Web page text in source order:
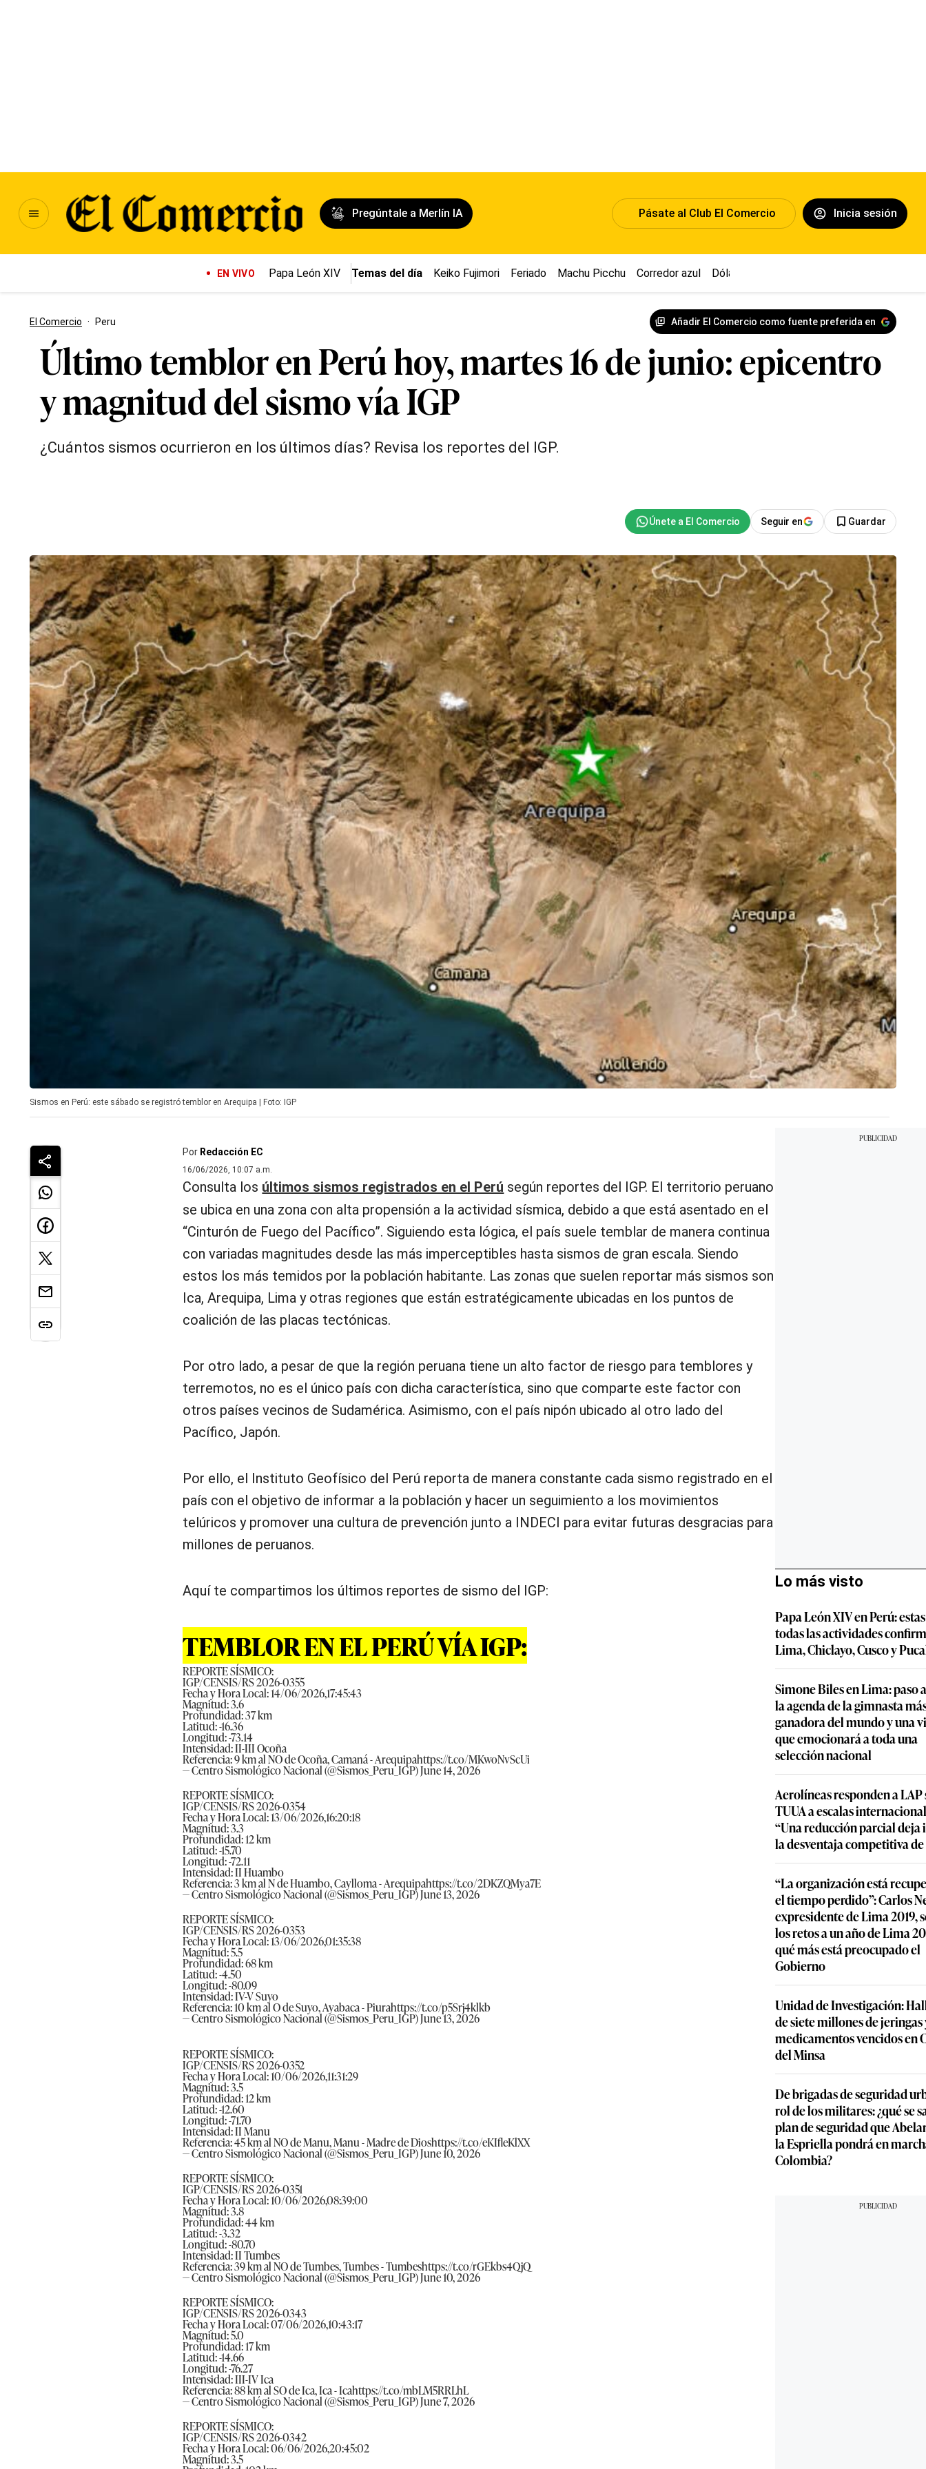
Pregúntale a Merlín IA Pásate al Club El Comercio Inicia sesión
EN VIVO Papa León XIV Temas del día Keiko Fujimori Feriado Machu Picchu Corredor azul Dólar
El Comercio · Peru Añadir El Comercio como fuente preferida en
Último temblor en Perú hoy, martes 16 de junio: epicentro
y magnitud del sismo vía IGP
¿Cuántos sismos ocurrieron en los últimos días? Revisa los reportes del IGP.
Seguir en Guardar
Sismos en Perú: este sábado se registró temblor en Arequipa | Foto: IGP
Por Redacción EC
16/06/2026, 10:07 a.m.
Consulta los últimos sismos registrados en el Perú según reportes del IGP. El territorio peruano
se ubica en una zona con alta propensión a la actividad sísmica, debido a que está asentado en el
“Cinturón de Fuego del Pacífico”. Siguiendo esta lógica, el país suele temblar de manera continua
con variadas magnitudes desde las más imperceptibles hasta sismos de gran escala. Siendo
estos los más temidos por la población habitante. Las zonas que suelen reportar más sismos son
Ica, Arequipa, Lima y otras regiones que están estratégicamente ubicadas en los puntos de
coalición de las placas tectónicas.
Por otro lado, a pesar de que la región peruana tiene un alto factor de riesgo para temblores y
terremotos, no es el único país con dicha característica, sino que comparte este factor con
otros países vecinos de Sudamérica. Asimismo, con el país nipón ubicado al otro lado del
Pacífico, Japón.
Por ello, el Instituto Geofísico del Perú reporta de manera constante cada sismo registrado en el
país con el objetivo de informar a la población y hacer un seguimiento a los movimientos
telúricos y promover una cultura de prevención junto a INDECI para evitar futuras desgracias para
millones de peruanos.
Aquí te compartimos los últimos reportes de sismo del IGP:
TEMBLOR EN EL PERÚ VÍA IGP:
REPORTE SÍSMICO:
IGP/CENSIS/RS 2026-0355
Fecha y Hora Local: 14/06/2026,17:45:43
Magnitud: 3.6
Profundidad: 37 km
Latitud: -16.36
Longitud: -73.14
Intensidad: II-III Ocoña
Referencia: 9 km al NO de Ocoña, Camaná - Arequipahttps://t.co/MKwoNvScUi
— Centro Sismológico Nacional (@Sismos_Peru_IGP)June 14, 2026
REPORTE SÍSMICO:
IGP/CENSIS/RS 2026-0354
Fecha y Hora Local: 13/06/2026,16:20:18
Magnitud: 3.3
Profundidad: 12 km
Latitud: -15.70
Longitud: -72.11
Intensidad: II Huambo
Referencia: 3 km al N de Huambo, Caylloma - Arequipahttps://t.co/2DKZQMya7E
— Centro Sismológico Nacional (@Sismos_Peru_IGP)June 13, 2026
REPORTE SÍSMICO:
IGP/CENSIS/RS 2026-0353
Fecha y Hora Local: 13/06/2026,01:35:38
Magnitud: 5.5
Profundidad: 68 km
Latitud: -4.50
Longitud: -80.09
Intensidad: IV-V Suyo
Referencia: 10 km al O de Suyo, Ayabaca - Piurahttps://t.co/p5Srj4klkb
— Centro Sismológico Nacional (@Sismos_Peru_IGP)June 13, 2026
REPORTE SÍSMICO:
IGP/CENSIS/RS 2026-0352
Fecha y Hora Local: 10/06/2026,11:31:29
Magnitud: 3.5
Profundidad: 12 km
Latitud: -12.60
Longitud: -71.70
Intensidad: II Manu
Referencia: 45 km al NO de Manu, Manu - Madre de Dioshttps://t.co/eKIfleKlXX
— Centro Sismológico Nacional (@Sismos_Peru_IGP)June 10, 2026
REPORTE SÍSMICO:
IGP/CENSIS/RS 2026-0351
Fecha y Hora Local: 10/06/2026,08:39:00
Magnitud: 3.8
Profundidad: 44 km
Latitud: -3.32
Longitud: -80.70
Intensidad: II Tumbes
Referencia: 39 km al NO de Tumbes, Tumbes - Tumbeshttps://t.co/rGEkbs4QjQ
— Centro Sismológico Nacional (@Sismos_Peru_IGP)June 10, 2026
REPORTE SÍSMICO:
IGP/CENSIS/RS 2026-0343
Fecha y Hora Local: 07/06/2026,10:43:17
Magnitud: 5.0
Profundidad: 17 km
Latitud: -14.66
Longitud: -76.27
Intensidad: III-IV Ica
Referencia: 88 km al SO de Ica, Ica - Icahttps://t.co/mbLM5RRLhL
— Centro Sismológico Nacional (@Sismos_Peru_IGP)June 7, 2026
REPORTE SÍSMICO:
IGP/CENSIS/RS 2026-0342
Fecha y Hora Local: 06/06/2026,20:45:02
Magnitud: 3.5
Lo más visto
Papa León XIV en Perú:
todas las actividades
Lima, Chiclayo, Cusco y
Simone Biles en Lima: paso
la agenda de la gimnasta
ganadora del mundo y una
que emocionará a toda una
selección nacional
Aerolíneas responden a LAP
TUUA a escalas
“Una reducción parcial deja
la desventaja competitiva
“La organización está
el tiempo perdido”: Carlos
expresidente de Lima 2019,
los retos a un año de Lima
qué más está preocupado el
Gobierno
Unidad de Investigación:
de siete millones de jeringas
medicamentos vencidos en
del Minsa
De brigadas de seguridad
rol de los militares: ¿qué se
plan de seguridad que
la Espriella pondrá en
Colombia?